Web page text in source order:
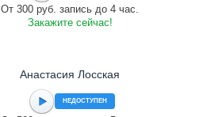
От 300 руб. запись до 4 час.
Закажите сейчас!
Анастасия Лосская
НЕДОСТУПЕН